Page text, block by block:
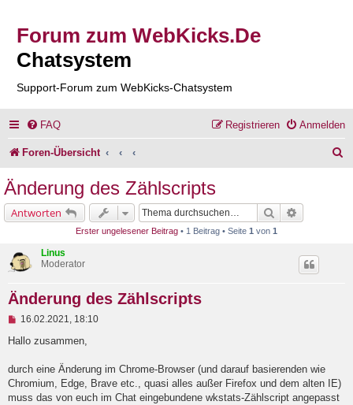
Forum zum WebKicks.De
Chatsystem
Support-Forum zum WebKicks-Chatsystem
FAQ Anmelden
Registrieren
Foren-Übersicht
Änderung des Zählscripts
Antworten Suche
Erster ungelesener Beitrag • 1 Beitrag • Seite 1 von 1
Linus
Moderator
Änderung des Zählscripts
U
g
e
s
e
16.02.2021, 18:10
Hallo zusammen,
durch eine Änderung im Chrome-Browser (und darauf basierenden wie
Chromium, Edge, Brave etc., quasi alles außer Firefox und dem alten IE)
muss das von euch im Chat eingebundene wkstats-Zählscript angepasst